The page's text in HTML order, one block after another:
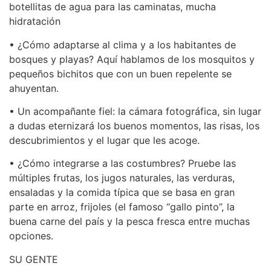
botellitas de agua para las caminatas, mucha
hidratación
• ¿Cómo adaptarse al clima y a los habitantes de
bosques y playas? Aquí hablamos de los mosquitos y
pequeños bichitos que con un buen repelente se
ahuyentan.
• Un acompañante fiel: la cámara fotográfica, sin lugar
a dudas eternizará los buenos momentos, las risas, los
descubrimientos y el lugar que les acoge.
• ¿Cómo integrarse a las costumbres? Pruebe las
múltiples frutas, los jugos naturales, las verduras,
ensaladas y la comida típica que se basa en gran
parte en arroz, frijoles (el famoso “gallo pinto”, la
buena carne del país y la pesca fresca entre muchas
opciones.
SU GENTE